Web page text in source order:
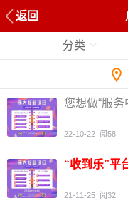
返回
分类
您想做“服务
22-10-22 阅58
“收到乐”平
21-11-25 阅32